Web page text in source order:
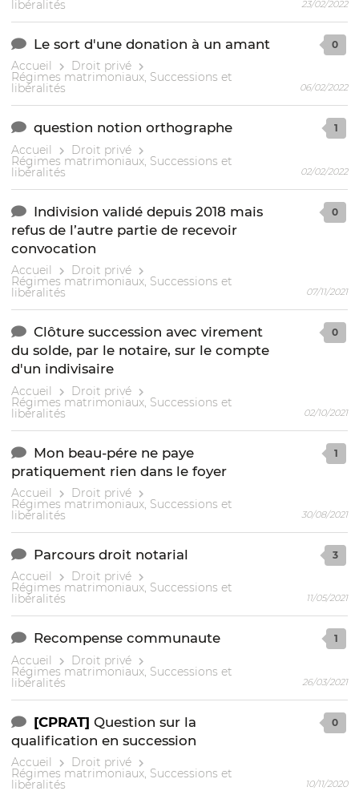
libéralités 23/02/2022
Le sort d'une donation à un amant
Accueil Droit privé
Régimes matrimoniaux, Successions et
libéralités
0
06/02/2022
question notion orthographe
Accueil Droit privé
Régimes matrimoniaux, Successions et
libéralités
1
02/02/2022
Indivision validé depuis 2018 mais
refus de l’autre partie de recevoir
convocation
Accueil Droit privé
Régimes matrimoniaux, Successions et
libéralités
0
07/11/2021
Clôture succession avec virement
du solde, par le notaire, sur le compte
d'un indivisaire
Accueil Droit privé
Régimes matrimoniaux, Successions et
libéralités
0
02/10/2021
Mon beau-pére ne paye
pratiquement rien dans le foyer
Accueil Droit privé
Régimes matrimoniaux, Successions et
libéralités
1
30/08/2021
Parcours droit notarial
Accueil Droit privé
Régimes matrimoniaux, Successions et
libéralités
3
11/05/2021
Recompense communaute
Accueil Droit privé
Régimes matrimoniaux, Successions et
libéralités
1
26/03/2021
[CPRAT] Question sur la
qualification en succession
Accueil Droit privé
Régimes matrimoniaux, Successions et
libéralités
0
10/11/2020